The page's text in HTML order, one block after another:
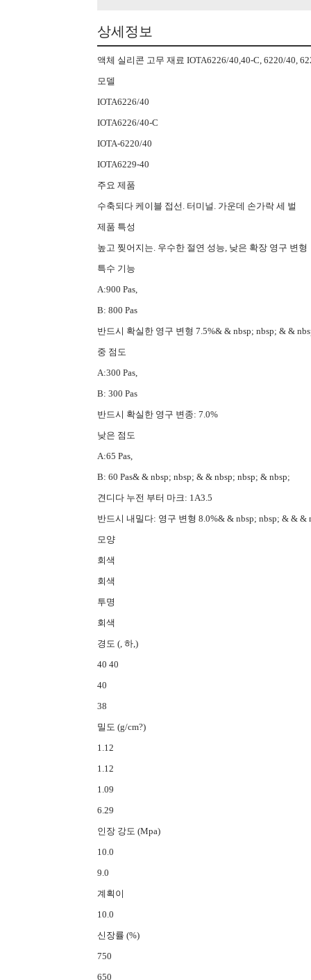
상세정보
액체 실리콘 고무 재료 IOTA6226/40,40-C, 6220/40,
모델
IOTA6226/40
IOTA6226/40-C
IOTA-6220/40
IOTA6229-40
주요 제품
수축되다 케이블 접선. 터미널. 가운데 손가락 세 벌
제품 특성
높고 찢어지는. 우수한 절연 성능, 낮은 확장 영구 변형
특수 기능
A:900 Pas,
B: 800 Pas
반드시 확실한 영구 변형 7.5%& & nbsp; nbsp; & &
중 점도
A:300 Pas,
B: 300 Pas
반드시 확실한 영구 변종: 7.0%
낮은 점도
A:65 Pas,
B: 60 Pas& & nbsp; nbsp; & & nbsp; nbsp; & nbsp;
견디다 누전 부터 마크: 1A3.5
반드시 내밀다: 영구 변형 8.0%& & nbsp; nbsp; & & &
모양
회색
회색
투명
회색
경도 (, 하,)
40 40
40
38
밀도 (g/cm?)
1.12
1.12
1.09
6.29
인장 강도 (Mpa)
10.0
9.0
계획이
10.0
신장률 (%)
750
650